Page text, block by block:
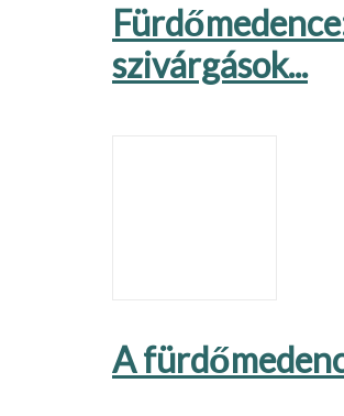
szivárgások...
A